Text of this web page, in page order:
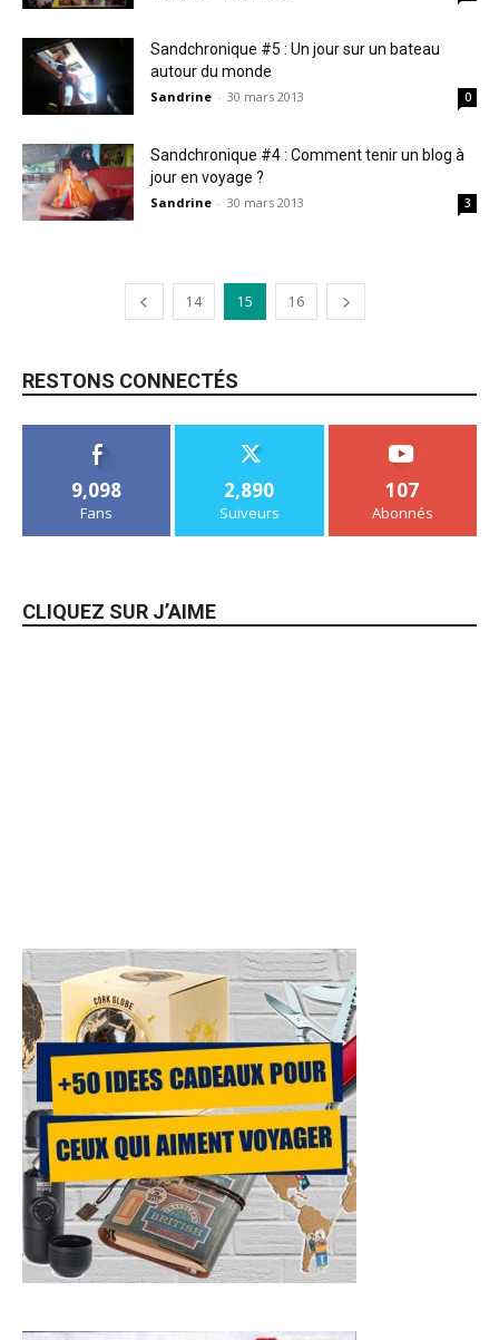
Sandchronique #5 : Un jour sur un bateau
autour du monde
Sandrine - 30 mars 2013 0
Sandchronique #4 : Comment tenir un blog à
jour en voyage ?
Sandrine - 30 mars 2013 3
14 15 16
RESTONS CONNECTÉS
9,098
Fans
2,890
Suiveurs
107
Abonnés
CLIQUEZ SUR J’AIME